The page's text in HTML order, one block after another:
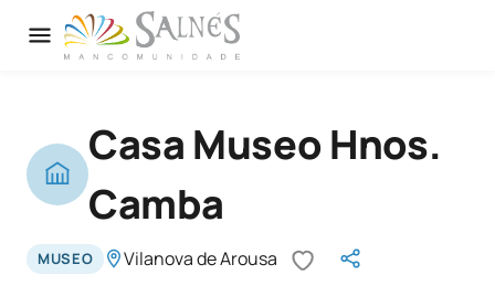
Casa Museo Hnos.
Camba
MUSEO Vilanova de Arousa